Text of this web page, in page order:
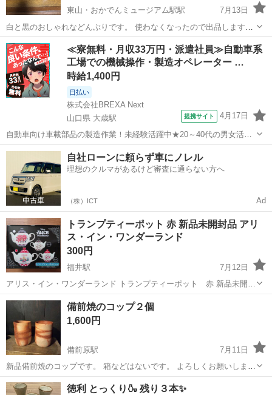
東山・おかでんミュージアム駅駅
7月13日
白と黒のおしゃれなどんぶりです。 使わなくなったので出品します。
あくまでも中古品の為、神経質な方のご購入はご遠慮下さい。
岡山 岡山市 東山・おかでんミュージアム駅駅 食器
≪寮無料・月収33万円・派遣社員≫自動車系
工場での機械操作・製造オペレーター …
時給1,400円
日払い
株式会社BREXA Next
山口県 大歳駅
提携サイト 4月17日
自動車向け車載部品の製造作業！未経験活躍中★20～40代の男女活躍
中！友達同士での応募OK！備品付きワンルーム寮費無料！赴任旅費会
社負担！生活支援物資事前対応可◎格安食堂利用可！年間休日135日
♪《山口県山口市》 人気の工...
山口 山口市 大歳駅 その他
自社ローンに頼らず車にノレル
理想のクルマがあるけど審査に通らない方へ
（株）ICT Ad
トランプティーポット 赤 新品未開封品 アリ
ス・イン・ワンダーランド
300円
福井駅
7月12日
アリス・イン・ワンダーランド トランプティーポット 赤 新品未開封
品 アミューズメント専用景品 箱に初期傷等ありますが 中身は問題な
いと思います。
岡山 倉敷市 福井駅 食器 ティーポット
備前焼のコップ２個
1,600円
備前原駅
7月11日
新品備前焼のコップです。 箱などはないです。 よろしくお願いしま
す。
岡山 岡山市 備前原駅 食器
徳利 とっくり🍶 残り３本✨